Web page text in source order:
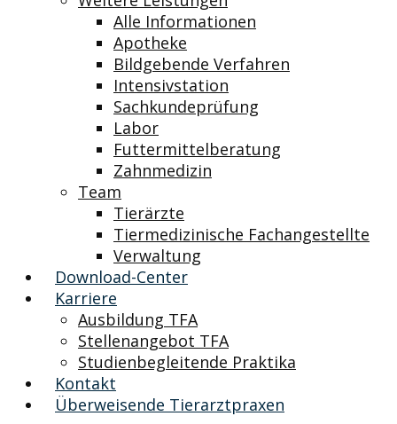
Alle Informationen
Apotheke
Bildgebende Verfahren
Intensivstation
Sachkundeprüfung
Labor
Futtermittelberatung
Zahnmedizin
Team
Tierärzte
Tiermedizinische Fachangestellte
Verwaltung
Download-Center
Karriere
Ausbildung TFA
Stellenangebot TFA
Studienbegleitende Praktika
Kontakt
Überweisende Tierarztpraxen